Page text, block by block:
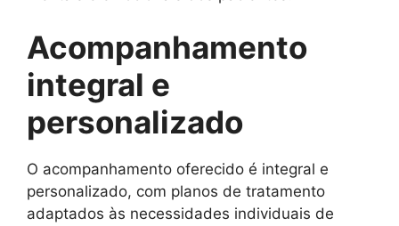
Acompanhamento
integral e
personalizado
O acompanhamento oferecido é integral e
personalizado, com planos de tratamento
adaptados às necessidades individuais de